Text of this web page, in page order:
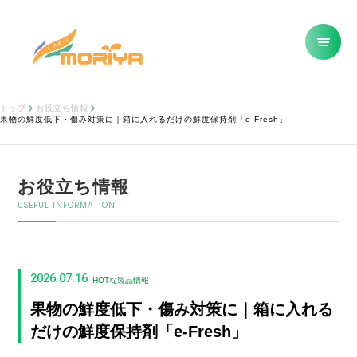
トップ
お役立ち情報
果物の鮮度低下・傷み対策に｜箱に入れるだけの鮮度保持剤「e-Fresh」
お役立ち情報
USEFUL INFORMATION
2026.07.16 HOTな製品情報
果物の鮮度低下・傷み対策に｜箱に入れる
だけの鮮度保持剤「e-Fresh」